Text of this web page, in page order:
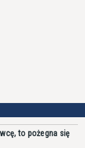
to pożegna się